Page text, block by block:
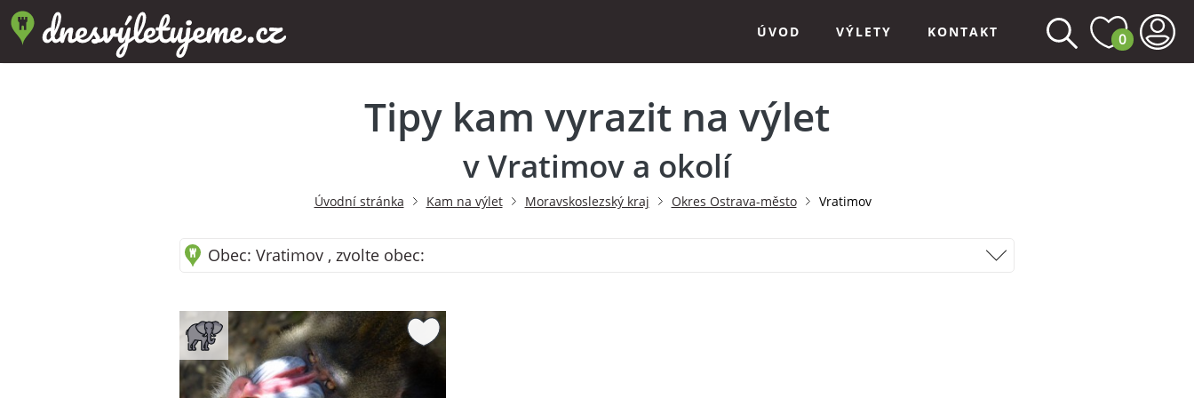
ÚVOD VÝLETY KONTAKT 0
Tipy kam vyrazit na výlet
v Vratimov a okolí
Úvodní stránka Kam na výlet Moravskoslezský kraj Okres Ostrava-město Vratimov
Obec: Vratimov , zvolte obec: